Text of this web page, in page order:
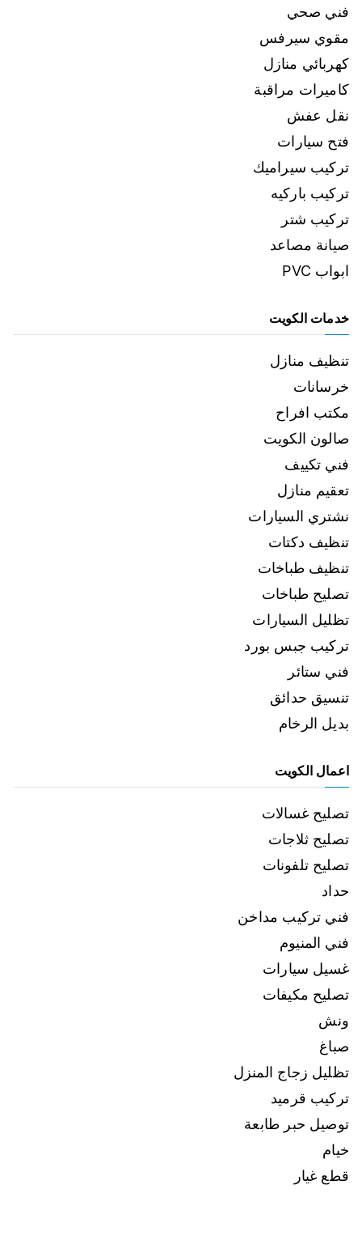
فني صحي
مقوي سيرفس
كهربائي منازل
كاميرات مراقبة
نقل عفش
فتح سيارات
تركيب سيراميك
تركيب باركيه
تركيب شتر
صيانة مصاعد
ابواب PVC
خدمات الكويت
تنظيف منازل
خرسانات
مكتب افراح
صالون الكويت
فني تكييف
تعقيم منازل
نشتري السيارات
تنظيف دكتات
تنظيف طباخات
تصليح طباخات
تظليل السيارات
تركيب جبس بورد
فني ستائر
تنسيق حدائق
بديل الرخام
اعمال الكويت
تصليح غسالات
تصليح ثلاجات
تصليح تلفونات
حداد
فني تركيب مداخن
فني المنيوم
غسيل سيارات
تصليح مكيفات
ونش
صباغ
تظليل زجاج المنزل
تركيب قرميد
توصيل حبر طابعة
خيام
قطع غيار